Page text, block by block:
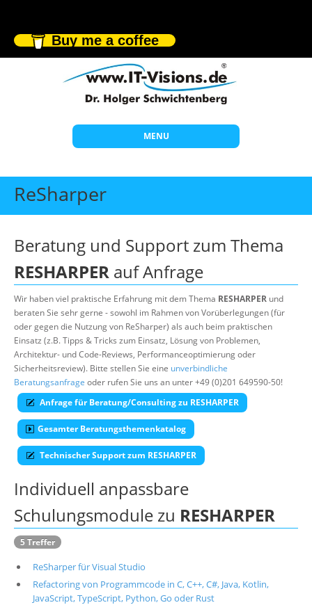
Buy me a coffee
MENU
Start
Themen
Individuelle Schulungen
Offene Seminare
Wissen
Über uns
Suche
ReSharper
Beratung und Support zum Thema
RESHARPER auf Anfrage
Wir haben viel praktische Erfahrung mit dem Thema RESHARPER und
beraten Sie sehr gerne - sowohl im Rahmen von Vorüberlegungen (für
oder gegen die Nutzung von ReSharper) als auch beim praktischen
Einsatz (z.B. Tipps & Tricks zum Einsatz, Lösung von Problemen,
Architektur- und Code-Reviews, Performanceoptimierung oder
Sicherheitsreview). Bitte stellen Sie eine unverbindliche
Beratungsanfrage oder rufen Sie uns an unter +49 (0)201 649590-50!
Anfrage für Beratung/Consulting zu RESHARPER
Gesamter Beratungsthemenkatalog
Technischer Support zum RESHARPER
Individuell anpassbare
Schulungsmodule zu RESHARPER
5 Treffer
ReSharper für Visual Studio
Refactoring von Programmcode in C, C++, C#, Java, Kotlin,
JavaScript, TypeScript, Python, Go oder Rust